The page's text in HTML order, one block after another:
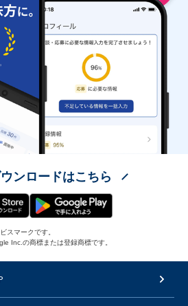
ンロードはこちら
スマークです。
Inc.の商標または登録商標です。